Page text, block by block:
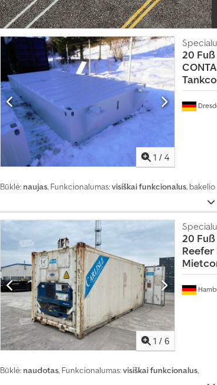
1 / 4
20
Būklė: naujas, Funkcionalumas:visiškai funkcionalus,
1 / 6
20
Reefer
Būklė: naudotas, Funkcionalumas:visiškai funkcionalus,